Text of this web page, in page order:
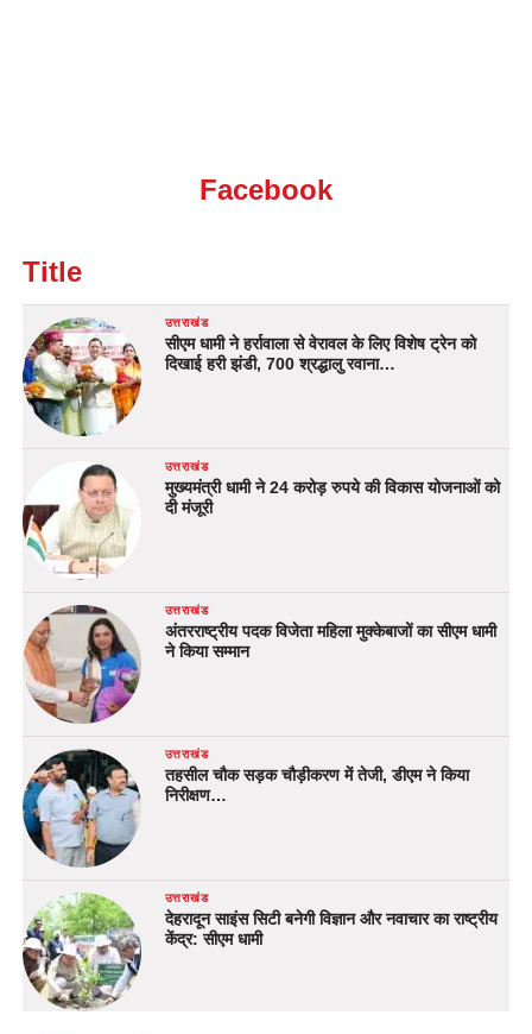
Facebook
Title
उत्तराखंड
सीएम धामी ने हर्रावाला से वेरावल के लिए विशेष ट्रेन को
दिखाई हरी झंडी, 700 श्रद्धालु रवाना…
उत्तराखंड
मुख्यमंत्री धामी ने 24 करोड़ रुपये की विकास योजनाओं को
दी मंजूरी
उत्तराखंड
अंतरराष्ट्रीय पदक विजेता महिला मुक्केबाजों का सीएम धामी
ने किया सम्मान
उत्तराखंड
तहसील चौक सड़क चौड़ीकरण में तेजी, डीएम ने किया
निरीक्षण…
उत्तराखंड
देहरादून साइंस सिटी बनेगी विज्ञान और नवाचार का राष्ट्रीय
केंद्र: सीएम धामी